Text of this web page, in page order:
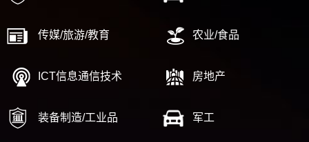
传媒/旅游/教育 农业/食品
ICT信息通信技术 房地产
装备制造/工业品 军工